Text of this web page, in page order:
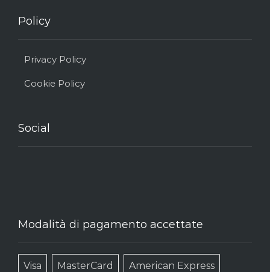
Policy
Privacy Policy
Cookie Policy
Social
Modalità di pagamento accettate
Visa MasterCard American Express